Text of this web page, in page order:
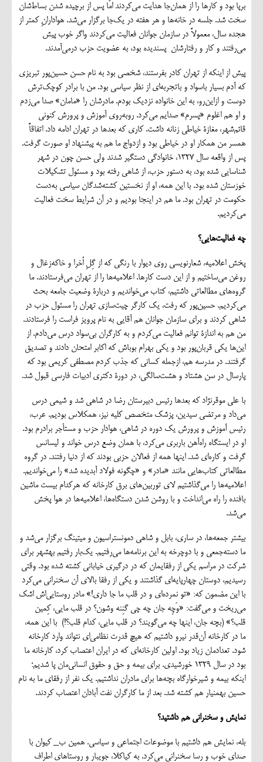
برپا بود و کارها را از همان‌جا هدایت می‌کردند امّا پس ‌از برچیده شدن بساط‌شان
سخت شد. جلسه در خانه‌ها و هر هفته در یک‌جا برگزار می‌شد. هوادارانِ کمتر از
هجده سال، معمولاً در سازمان جوانان فعالیت می‌کردند واگر خوب پیش
می‌رفتند و کار و رفتارشان پسندیده بود، به عضویت حزب درمی‌آمدند.
پیش از اینکه از تهران کادر بفرستند، شخصی بود به نام حسن حسین‌پور تبریزی
که آدم بسیار باسواد و باتجربه‌ای از نظر سیاسی بود. من با برادر کوچک‌ترش
دوست و ازاین‌رو، به این خانواده نزدیک بودم. مادرشان را «مامان» صدا می‌زدم
و او هم اغلوم «پسرم» صدایم می‌کرد. روبه‌روی آموزش و پرورش کنونی
قائم‌شهر، مغازة خیاطی زنانه داشت. کاری که بعدها در تهران ادامه‌ داد. اتفاقاً
همسر من همکار او در خیاطی بود و ازدواج ما هم به پیشنهاد او صورت گرفت.
پس ‌از واقعه سال ۱۳۲۷، خانوادگی دستگیر شدند ولی حسن چون در شهر
شناسایی شده بود، به دستور حزب، از شاهی رفته بود و مسئول تشکیلات
خوزستان شده بود. با این همه، او از نخستین کشته‌شدگان سیاسی به‌دست
حکومت در تهران بود. ما هم در اینجا بودیم و در آن شرایط سخت فعالیت
می‌کردیم.
چه فعالیت‌هایی؟
پخش اعلامیه، شعارنویسی روی دیوار با رنگی که از گِلِ اُخرا و خاکه‌زغال و
روغن می‌ساختیم و از این دست کارها. اعلامیه‌ها را از تهران می‌فرستادند. ما
گروه‌های مطالعاتی داشتیم، کتاب می‌خواندیم و دربارة وضعیت جامعه بحث
می‌کردیم. حسین‌پور که رفت، یک کارگر چیت‌سازی تهران را مسئول حزب در
شاهی کردند و برای سازمان جوانان هم آقایی به نام پرویز فراست را فرستادند.
من هم به اندازة توانم فعالیت می‌کردم و به کارگران بی‌سواد درس می‌دادم. از
این‌ها یکی قربان‌پور بود و یکی بهرام بوباش که اکابر امتحان دادند و تصدیق
گرفتند. در مدرسه هم، ازجمله کسانی که جذب کردم مصطفی کریمی بود که
پارسال در سن هشتاد و هشت‌سالگی، در دورة دکتری ادبیات فارسی قبول شد.
با علی موقرنژاد که بعدها رئیس دبیرستان رضا در شاهی شد و شیمی درس
می‌داد و مرتضی سیدین، پزشک متخصص کلیه نیز، همکلاس بودیم. عرب،
رئیس آموزش و پرورش یک دوره در شاهی، هوادار حزب و مستأجر برادرم بود.
او در ایستگاه راه‌آهن باربری می‌کرد، با همان وضع درس خواند و لیسانس
گرفت و کاره‌ای شد. اینها همه از فعالان حزبی بودند که از دنیا رفتند. در گروه
مطالعاتی کتاب‌هایی مانند «مادر» و «چگونه فولاد آبدیده شد» را می‌خواندیم.
اعلامیه‌ها را می‌گذاشتیم لای توربین‌های برق کارخانه که هرکدام بیست ماشین
بافنده را راه می‌انداخت و با روشن شدن‌ دستگاه‌ها، اعلامیه‌ها در هوا پخش
می‌شد.
بیشتر جمعه‌ها، در ساری، بابل و شاهی دمونستراسیون و میتینگ برگزار می‌شد و
ما دسته‌جمعی و با دوچرخه به این برنامه‌ها می‌رفتیم. یک‌بار رفتیم بهشهر برای
شرکت در مراسم یکی از رفقایمان که در درگیری خیابانی کشته‌ شده بود. وقتی
رسیدیم، دوستان چهارپایه‌ای گذاشتند و یکی از رفقا بالای آن سخنرانی می‌کرد
با این مضمون که: «تو نمرده‌ای و در قلب ما جا داری!» مادر روستایی‌اش اشک
می‌ریخت و می‌گفت: «وَچِه جان چه چی گنِنه وشون؟ در قلب مایی، کِمین
قلب؟» (بچه جان، اینها چه می‌گویند؟ در قلب مایی، کدام قلب؟!) با این همه،
ما در کارخانه آن‌قدر نیرو داشتیم که هیچ قدرت نظامی‌ای نتواند وارد کارخانه
شود. تعدادمان زیاد بود‌. اولین کارخانه‌ای که در ایران اعتصاب کرد، کارخانه ما
بود در سال ۱۳۲۹ خورشیدی. برای بیمه و حق‌ و حقوق انسانی‌مان پا شدیم؛
اینکه بیمه و شیرخوارگاه بچه‌ها برای مادران نداشتیم. یک نفر از رفقای ما به نام
حسین بهمنیار هم کشته شد. بعد از ما کارگران نفت آبادان اعتصاب کردند.
نمایش و سخنرانی هم داشتید؟
بله، نمایش هم داشتیم با موضوعات اجتماعی و سیاسی. همین ب_ کیوان با
صدای خوب و رسا سخنرانی می‌کرد. به کیاکلا، جویبار و روستاهای اطراف